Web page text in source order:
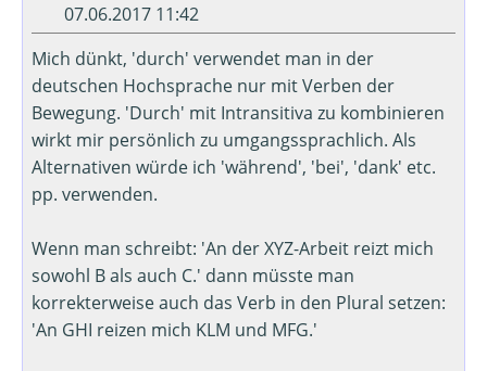
07.06.2017 11:42
Mich dünkt, 'durch' verwendet man in der
deutschen Hochsprache nur mit Verben der
Bewegung. 'Durch' mit Intransitiva zu kombinieren
wirkt mir persönlich zu umgangssprachlich. Als
Alternativen würde ich 'während', 'bei', 'dank' etc.
pp. verwenden.
Wenn man schreibt: 'An der XYZ-Arbeit reizt mich
sowohl B als auch C.' dann müsste man
korrekterweise auch das Verb in den Plural setzen:
'An GHI reizen mich KLM und MFG.'